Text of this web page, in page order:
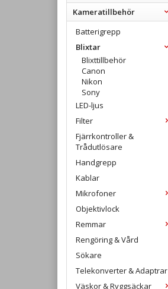
Kameratillbehör
Batterigrepp
Blixtar
Blixttillbehör
Canon
Nikon
Sony
LED-ljus
Filter
Fjärrkontroller &
Trådutlösare
Handgrepp
Kablar
Mikrofoner
Objektivlock
Remmar
Rengöring & Vård
Sökare
Telekonverter & Adaptrar
Väskor & Ryggsäckar